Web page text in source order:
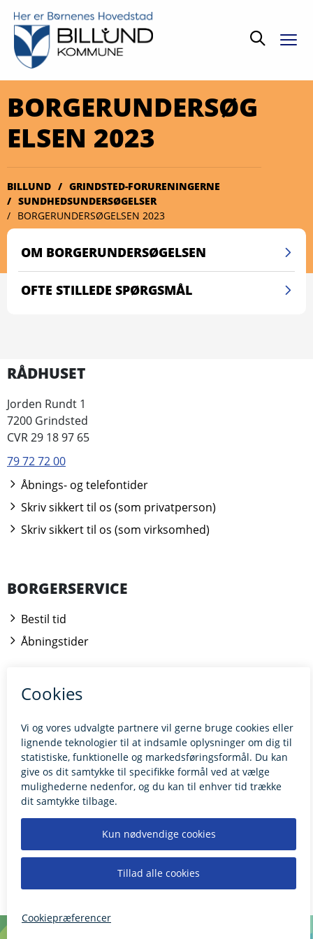
Søg
BORGERUNDERSØG
ELSEN 2023
BILLUND
GRINDSTED-FORURENINGERNE
SUNDHEDSUNDERSØGELSER
BORGERUNDERSØGELSEN 2023
OM BORGERUNDERSØGELSEN
OFTE STILLEDE SPØRGSMÅL
RÅDHUSET
Jorden Rundt 1
7200 Grindsted
CVR 29 18 97 65
79 72 72 00
Åbnings- og telefontider
Skriv sikkert til os (som privatperson)
Skriv sikkert til os (som virksomhed)
BORGERSERVICE
Bestil tid
Åbningstider
BILLUND.DK
Tilgængelighedserklæring
Giv feedback til hjemmesiden